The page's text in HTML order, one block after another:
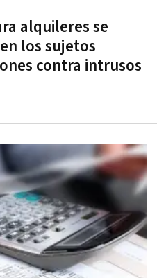
alquileres se
los sujetos
contra intrusos